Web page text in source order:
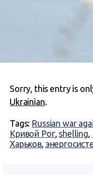
Sorry, this entry is
Ukrainian.
Tags: Russian war
Кривой Рог, shelling,
Харьков,